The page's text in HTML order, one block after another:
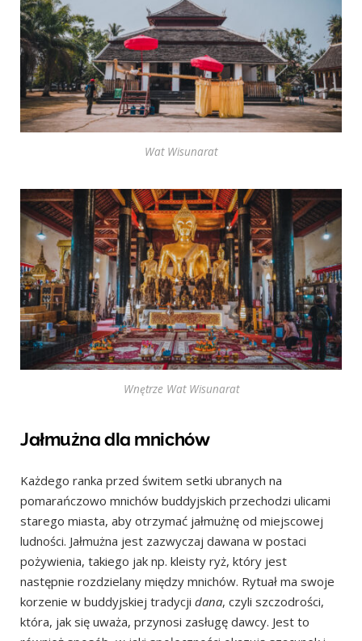
Wat Wisunarat
Wnętrze Wat Wisunarat
Jałmużna dla mnichów
Każdego ranka przed świtem setki ubranych na
pomarańczowo mnichów buddyjskich przechodzi ulicami
starego miasta, aby otrzymać jałmużnę od miejscowej
ludności. Jałmużna jest zazwyczaj dawana w postaci
pożywienia, takiego jak np. kleisty ryż, który jest
następnie rozdzielany między mnichów. Rytuał ma swoje
korzenie w buddyjskiej tradycji dana, czyli szczodrości,
która, jak się uważa, przynosi zasługę dawcy. Jest to